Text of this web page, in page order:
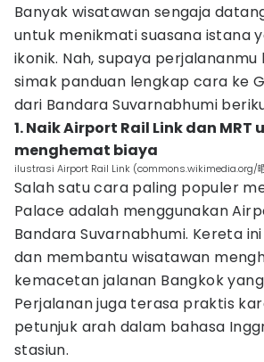
Banyak wisatawan sengaja
untuk menikmati suasana istana
ikonik. Nah, supaya
simak panduan lengkap cara ke
dari Bandara Suvarnabhumi
1. Naik Airport Rail Link dan MRT
menghemat biaya
ilustrasi Airport Rail Link (commons.wikimedia.org/
Salah satu cara paling populer
Palace adalah menggunakan
Bandara Suvarnabhumi. Kereta
dan membantu wisatawan
kemacetan jalanan Bangkok
Perjalanan juga terasa praktis
petunjuk arah dalam bahasa
stasiun.